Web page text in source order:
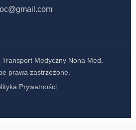
Medyczny Nona Med.
prawa zastrzeżone.
Prywatności